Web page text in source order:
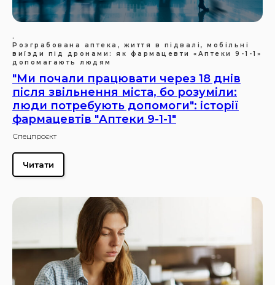
.
Розграбована аптека, життя в підвалі, мобільні
виїзди під дронами: як фармацевти «Аптеки 9-1-1»
допомагають людям
"Ми почали працювати через 18 днів
після звільнення міста, бо розуміли:
люди потребують допомоги": історії
фармацевтів "Аптеки 9-1-1"
Спецпроєкт
Читати